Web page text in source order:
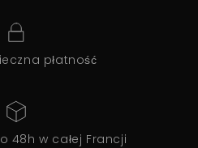
płatność
48h w całej Francji